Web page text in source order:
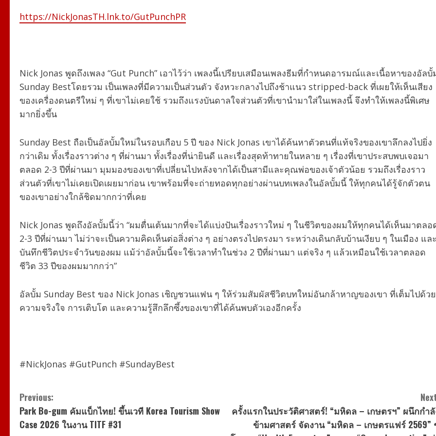
https://NickJonasTH.lnk.to/GutPunchPR
Nick Jonas พูดถึงเพลง “Gut Punch” เอาไว้ว่า เพลงนี้เปรียบเสมือนเพลงธีมที่กำหนดอารมณ์และเนื้อหาของอัลบั้
Sunday Bestโดยรวม เป็นเพลงที่มีความเป็นส่วนตัว จังหวะกลางไปถึงช้าแนว stripped-back ที่เผยให้เห็นเสียง
ของเครื่องดนตรีใหม่ ๆ ที่เขาไม่เคยใช้ รวมถึงแรงบันดาลใจส่วนตัวที่เขานำมาใส่ในเพลงนี้ จึงทำให้เพลงนี้พิเศษ
มากยิ่งขึ้น
Sunday Best ถือเป็นอัลบั้มใหม่ในรอบเกือบ 5 ปี ของ Nick Jonas เขาได้ค้นหาตัวตนที่แท้จริงของเขาลึกลงไปยิ่ง
กว่าเดิม ทั้งเรื่องราวต่าง ๆ ที่ผ่านมา ทั้งเรื่องที่น่ายินดี และเรื่องสุดท้าทายในหลาย ๆ เรื่องที่เขาประสบพบเจอมา
ตลอด 2-3 ปีที่ผ่านมา มุมมองของเขาที่เปลี่ยนไปหลังจากได้เป็นสามีและคุณพ่อของเจ้าตัวน้อย รวมถึงเรื่องราว
ส่วนตัวที่เขาไม่เคยเปิดเผยมาก่อน เขาพร้อมที่จะถ่ายทอดทุกอย่างผ่านบทเพลงในอัลบั้มนี้ ให้ทุกคนได้รู้จักตัวตน
ของเขาอย่างใกล้ชิดมากกว่าที่เคย
Nick Jonas พูดถึงอัลบั้มนี้ว่า “ผมตื่นเต้นมากที่จะได้แบ่งปันเรื่องราวใหม่ ๆ ในชีวิตของผมให้ทุกคนได้เห็นมาตลอ
2-3 ปีที่ผ่านมา ไม่ว่าจะเป็นความคิดเห็นต่อสิ่งต่าง ๆ อย่างตรงไปตรงมา ระหว่างเดินกลับบ้านเงียบ ๆ ในเมือง แล
บันทึกชีวิตประจำวันของผม แม้ว่าอัลบั้มนี้จะใช้เวลาทำในช่วง 2 ปีที่ผ่านมา แต่จริง ๆ แล้วเหมือนใช้เวลาตลอด
ชีวิต 33 ปีของผมมากกว่า”
อัลบั้ม Sunday Best ของ Nick Jonas เชิญชวนแฟน ๆ ให้ร่วมสัมผัสชีวิตบทใหม่อันกล้าหาญของเขา ที่เต็มไปด้วย
ความจริงใจ การเติบโต และความรู้สึกลึกซึ้งของเขาที่ได้ค้นพบตัวเองอีกครั้ง
#NickJonas #GutPunch #SundayBest
C
o
Previous:
Park Bo-gum คัมแบ็กไทย! ขึ้นเวที Korea Tourism Show
Case 2026 ในงาน TITF #31
ครั้งแรกในประวัติศาสตร์! “มหิดล – เกษตรฯ” ผนึกกำ
ข้ามศาสตร์ จัดงาน “มหิดล – เกษตรแฟร์ 2569”